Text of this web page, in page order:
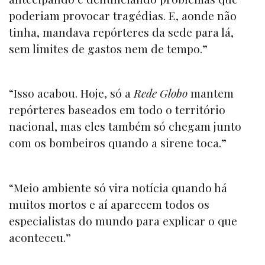
poderiam provocar tragédias. E, aonde não
tinha, mandava repórteres da sede para lá,
sem limites de gastos nem de tempo.”
“Isso acabou. Hoje, só aRede Globomantem
repórteres baseados em todo o território
nacional, mas eles também só chegam junto
com os bombeiros quando a sirene toca.”
“Meio ambiente só vira notícia quando há
muitos mortos e aí aparecem todos os
especialistas do mundo para explicar o que
aconteceu.”